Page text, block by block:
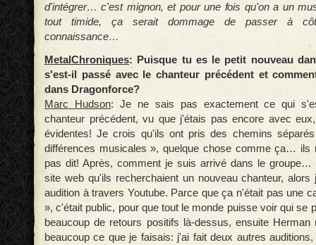
d'intégrer… c'est mignon, et pour une fois qu'on a un
tout timide, ça serait dommage de passer à
connaissance…
MetalChroniques: Puisque tu es le petit nouveau
s'est-il passé avec le chanteur précédent et
dans Dragonforce?
Marc Hudson: Je ne sais pas exactement ce qui
chanteur précédent, vu que j'étais pas encore avec
évidentes! Je crois qu'ils ont pris des chemins
différences musicales », quelque chose comme ça… ils
pas dit! Après, comment je suis arrivé dans le
site web qu'ils recherchaient un nouveau chanteur, alors
audition à travers Youtube. Parce que ça n'était pas une
», c'était public, pour que tout le monde puisse voir qui se
beaucoup de retours positifs là-dessus, ensuite
beaucoup ce que je faisais: j'ai fait deux autres